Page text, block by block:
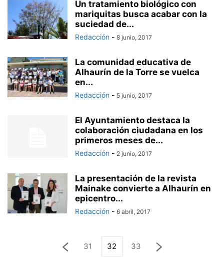
Un tratamiento biológico con
mariquitas busca acabar con la
suciedad de...
Redacción - 8 junio, 2017
La comunidad educativa de
Alhaurín de la Torre se vuelca
en...
Redacción - 5 junio, 2017
El Ayuntamiento destaca la
colaboración ciudadana en los
primeros meses de...
Redacción - 2 junio, 2017
La presentación de la revista
Mainake convierte a Alhaurín en
epicentro...
Redacción - 6 abril, 2017
31 32 33